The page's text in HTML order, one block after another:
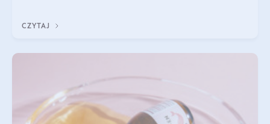
CZYTAJ